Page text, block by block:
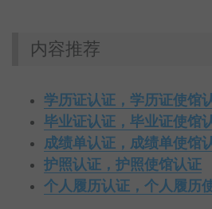
内容推荐
学历证认证，学历证使馆
毕业证认证，毕业证使馆
成绩单认证，成绩单使馆
护照认证，护照使馆认证
个人履历认证，个人履历